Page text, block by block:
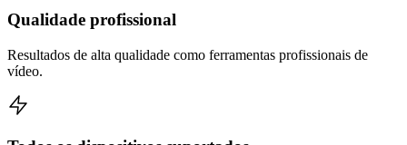
Qualidade profissional
Resultados de alta qualidade como ferramentas profissionais de
vídeo.